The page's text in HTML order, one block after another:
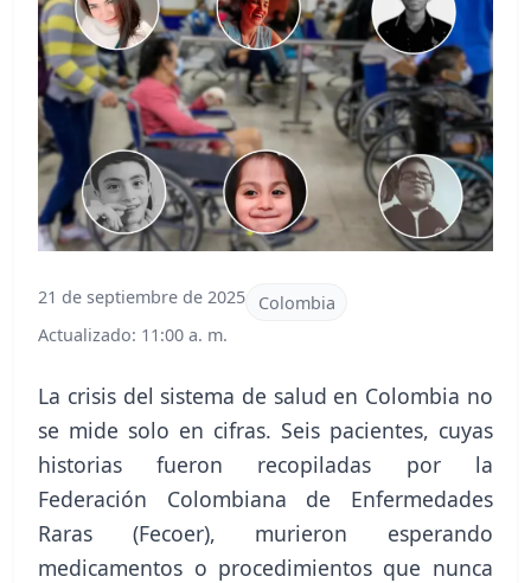
21 de septiembre de 2025
Colombia
Actualizado: 11:00 a. m.
La crisis del sistema de salud en Colombia no
se mide solo en cifras. Seis pacientes, cuyas
historias fueron recopiladas por la
Federación Colombiana de Enfermedades
Raras (Fecoer), murieron esperando
medicamentos o procedimientos que nunca